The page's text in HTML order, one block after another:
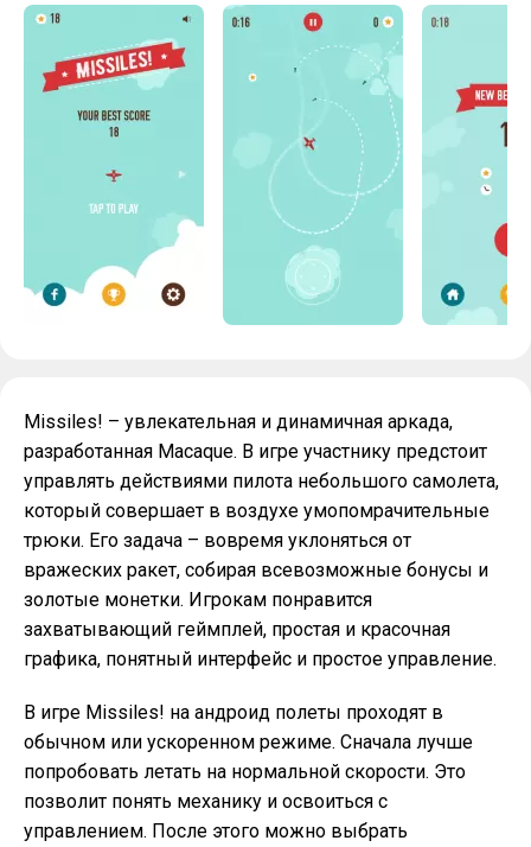
Missiles! – увлекательная и динамичная аркада,
разработанная Macaque. В игре участнику предстоит
управлять действиями пилота небольшого самолета,
который совершает в воздухе умопомрачительные
трюки. Его задача – вовремя уклоняться от
вражеских ракет, собирая всевозможные бонусы и
золотые монетки. Игрокам понравится
захватывающий геймплей, простая и красочная
графика, понятный интерфейс и простое управление.
В игре Missiles! на андроид полеты проходят в
обычном или ускоренном режиме. Сначала лучше
попробовать летать на нормальной скорости. Это
позволит понять механику и освоиться с
управлением. После этого можно выбрать